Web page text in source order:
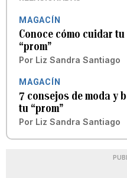
MAGACÍN
Conoce cómo cuidar
“prom”
Por Liz Sandra Santiago
MAGACÍN
7 consejos de moda y
tu “prom”
Por Liz Sandra Santiago